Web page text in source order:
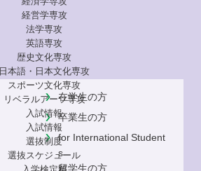
経営学専攻
法学専攻
英語専攻
歴史文化専攻
日本語・日本文化専攻
スポーツ文化専攻
リベラルアーツ専攻
入試情報
入試情報
選抜制度
選抜スケジュール
在学生の方
卒業生の方
for International Student
s
留学生の方